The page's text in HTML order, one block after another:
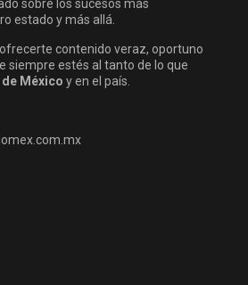
sobre los sucesos más
estado y más allá.
contenido veraz, oportuno
siempre estés al tanto de lo que
de México y en el país.